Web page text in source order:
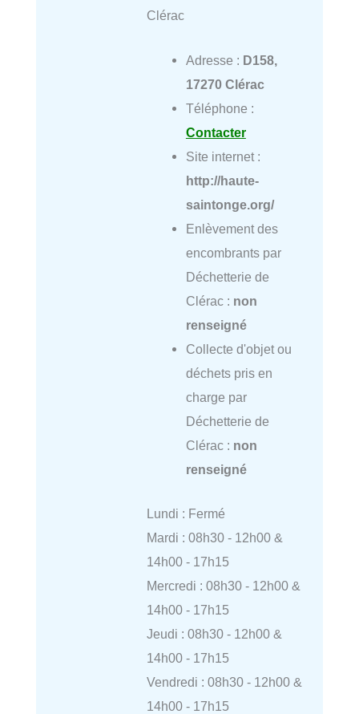
Clérac
Adresse : D158,
17270 Clérac
Téléphone :
Contacter
Site internet :
http://haute-
saintonge.org/
Enlèvement des
encombrants par
Déchetterie de
Clérac : non
renseigné
Collecte d'objet ou
déchets pris en
charge par
Déchetterie de
Clérac : non
renseigné
Lundi : Fermé
Mardi : 08h30 - 12h00 &
14h00 - 17h15
Mercredi : 08h30 - 12h00 &
14h00 - 17h15
Jeudi : 08h30 - 12h00 &
14h00 - 17h15
Vendredi : 08h30 - 12h00 &
14h00 - 17h15